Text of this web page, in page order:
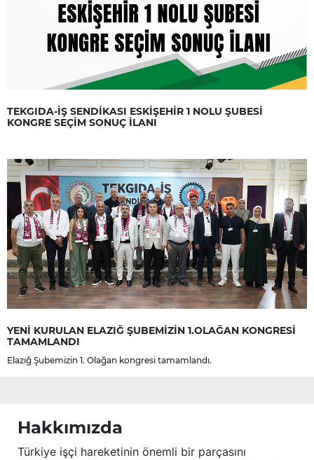
TEKGIDA-İŞ SENDİKASI ESKİŞEHİR 1 NOLU ŞUBESİ
KONGRE SEÇİM SONUÇ İLANI
YENİ KURULAN ELAZIĞ ŞUBEMİZİN 1.OLAĞAN KONGRESİ
TAMAMLANDI
Elazığ Şubemizin 1. Olağan kongresi tamamlandı.
Hakkımızda
Türkiye işçi hareketinin önemli bir parçasını